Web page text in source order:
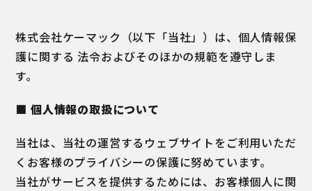
株式会社ケーマック（以下「当社」）は、個人情報保
護に関する 法令およびそのほかの規範を遵守しま
す。
■ 個人情報の取扱について
当社は、当社の運営するウェブサイトをご利用いただ
くお客様のプライバシーの保護に努めています。
当社がサービスを提供するためには、お客様個人に関